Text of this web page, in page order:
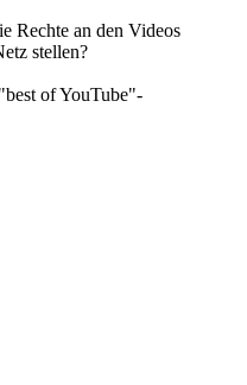
Rechte an den Videos
stellen?
of YouTube"-